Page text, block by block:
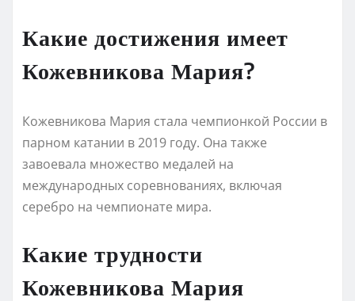
Какие достижения имеет
Кожевникова Мария?
Кожевникова Мария стала чемпионкой России в
парном катании в 2019 году. Она также
завоевала множество медалей на
международных соревнованиях, включая
серебро на чемпионате мира.
Какие трудности
Кожевникова Мария